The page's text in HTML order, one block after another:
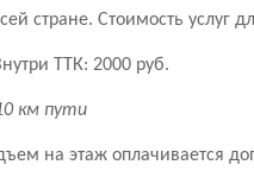
стране. Стоимость услуг
ТТК: 2000 руб.
км пути
на этаж оплачивается